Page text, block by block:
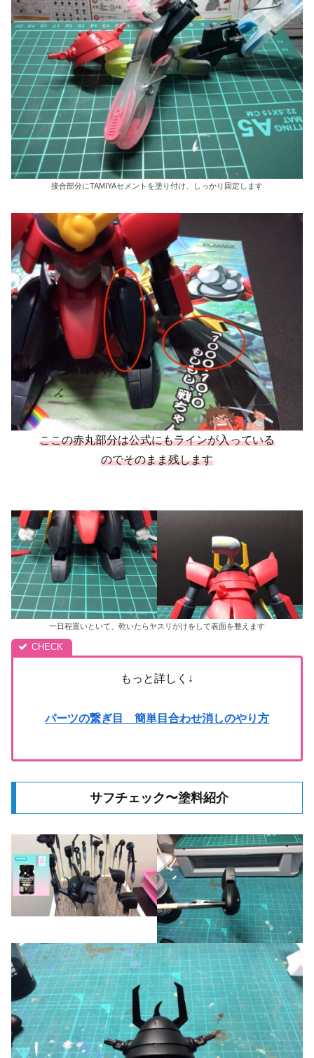
接合部分にTAMIYAセメントを塗り付け、しっかり固定します
ここの赤丸部分は公式にもラインが入っている
のでそのまま残します
一日程置いといて、乾いたらヤスリがけをして表面を整えます
もっと詳しく↓
パーツの繋ぎ目 簡単目合わせ消しのやり方
サフチェック〜塗料紹介